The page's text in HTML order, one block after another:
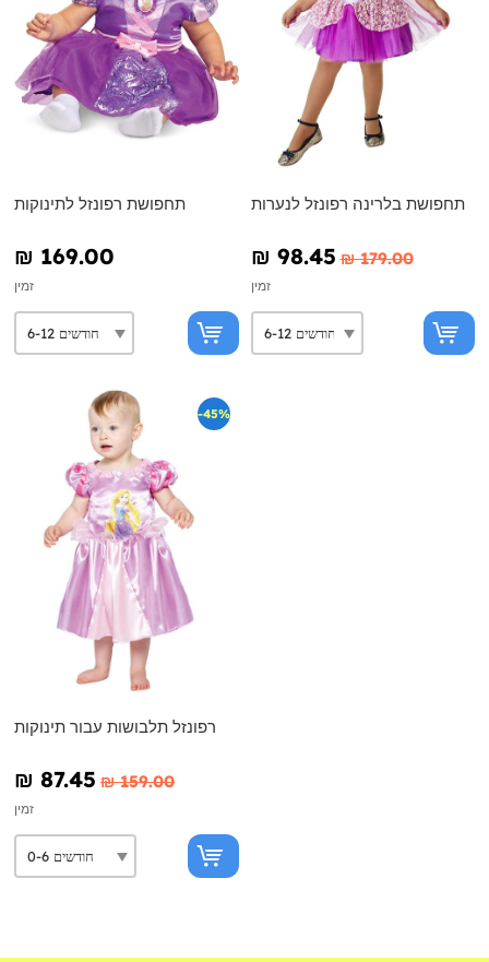
תחפושת רפונזל לתינוקות
₪‎ 169.00
זמין
תחפושת בלרינה רפונזל לנערות
₪‎ 98.45 ₪‎ 179.00
זמין
-45%
רפונזל תלבושות עבור תינוקות
₪‎ 87.45 ₪‎ 159.00
זמין